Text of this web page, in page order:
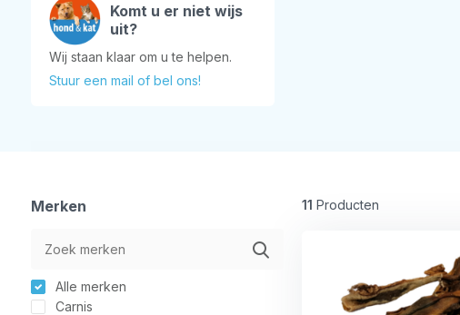
Komt u er niet wijs
uit?
Wij staan klaar om u te helpen.
Stuur een mail of bel ons!
Merken
Alle merken
Carnis
11 Producten